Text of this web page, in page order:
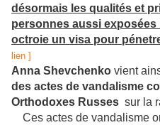
désormais les qualités et
personnes aussi exposées
octroie un visa pour
lien ]
Anna Shevchenko vient
des actes de vandalisme
Orthodoxes Russes sur la
Ces actes de vandalisme